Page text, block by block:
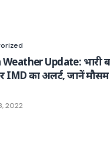
Update: भारी
IMD का अलर्ट, जानें
2022